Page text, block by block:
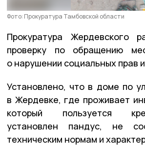
Фото: Прокуратура Тамбовской области
Прокуратура Жердевского
проверку по обращению
о нарушении социальных прав
Установлено, что в доме по
в Жердевке, где проживает
который пользуется
установлен пандус, не
техническим нормам и